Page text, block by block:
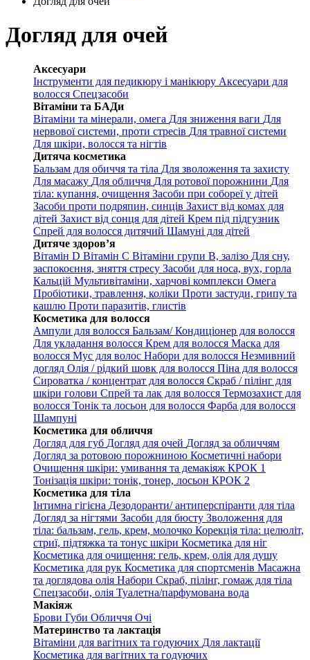
Догляд для очей
Аксесуари
Інструменти для педикюру і манікюру Аксесуари для
волосся Спецзасоби
Вітаміни та БАДи
Вітаміни та мінерали, омега Для зниження ваги Для
нервової системи, проти стресів Для травної системи
Для шкіри, волосся та нігтів
Дитяча косметика
Бальзам для обиччя та тіла Для зволоження та захисту
Для масажу Для обличчя Для ротової порожнини Для
тіла: купання, очищення Засоби при собореї у дітей
Засоби проти подряпин, синців Захист від комах для
дітей Захист від сонця для дітей Крем під підгузник
Спрей для волосся дитячий Шамуні для дітей
Дитяче здоров’я
Вітамін D Вітамін С Вітаміни групи В, залізо Для сну,
заспокоєння, зняття стресу Засоби для носа, вух, горла
Кальцій Мультивітаміни, харчові комплекси Омега
Пробіотики, травлення, коліки Проти застуди, грипу та
кашлю Проти паразитів, глистів
Косметика для волосся
Ампули для волосся Бальзам/ Кондиціонер для волосся
Для укладання волосся Крем для волосся Маска для
волосся Мус для волос Набори для волосся Незмивний
догляд Олія / рідкий шовк для волосся Піна для волосся
Сироватка / концентрат для волосся Скраб / пілінг для
шкіри голови Спрей та лак для волосся Термозахист для
волосся Тонік та лосьон для волосся Фарба для волосся
Шампуні
Косметика для обличчя
Догляд для губ Догляд для очей Догляд за обличчям
Догляд за ротовою порожниною Косметичні набори
Очищення шкіри: умивання та демакіяж КРОК 1
Тонізація шкіри: тонік, тонер, лосьон КРОК 2
Косметика для тіла
Інтимна гігієна Дезодоранти/ антиперспіранти для тіла
Догляд за нігтями Засоби для бюсту Зволоження для
тіла: бальзам, гель, крем, молочко Корекція тіла: целюліт,
стриї, підтяжка та тонус шкіри Косметика для ніг
Косметика для очищення: гель, крем, олія для душу
Косметика для рук Косметика для спортсменів Масажна
та доглядова олія Набори Скраб, пілінг, гомаж для тіла
Спецзасоби, олія Туалетна/парфумована вода
Макіяж
Брови Губи Обличчя Очі
Материнство та лактація
Вітаміни для вагітних та годуючих Для лактації
Косметика для вагітних та годуючих